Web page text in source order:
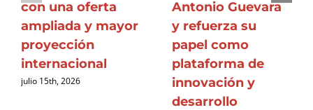
con una oferta
ampliada y mayor
proyección
internacional
julio 15th, 2026
Antonio Guevara
y refuerza su
papel como
plataforma de
innovación y
desarrollo